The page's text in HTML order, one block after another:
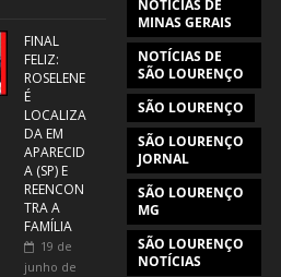
FINAL
FELIZ:
ROSELENE
É
LOCALIZA
DA EM
APARECID
A (SP) E
REENCON
TRA A
FAMÍLIA
19 de
junho de
NOTÍCIAS DE
MINAS GERAIS
NOTÍCIAS DE
SÃO LOURENÇO
SÃO LOURENÇO
SÃO LOURENÇO
JORNAL
SÃO LOURENÇO
MG
SÃO LOURENÇO
NOTÍCIAS